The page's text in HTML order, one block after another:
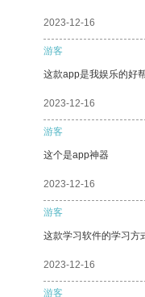
2023-12-16
游客
这款app是我娱乐的好
2023-12-16
游客
这个是app神器
2023-12-16
游客
这款学习软件的学习方
2023-12-16
游客